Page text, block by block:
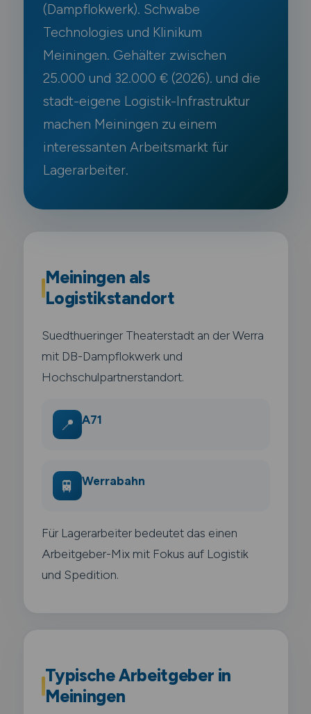
(Dampflokwerk). Schwabe
Technologies und Klinikum
Meiningen. Gehälter zwischen
25.000 und 32.000 € (2026). und die
stadt-eigene Logistik-Infrastruktur
machen Meiningen zu einem
interessanten Arbeitsmarkt für
Lagerarbeiter.
Meiningen als
Logistikstandort
Suedthueringer Theaterstadt an der Werra
mit DB-Dampflokwerk und
Hochschulpartnerstandort.
📍 A71
🚆 Werrabahn
Für Lagerarbeiter bedeutet das einen
Arbeitgeber-Mix mit Fokus auf Logistik
und Spedition.
Typische Arbeitgeber in
Meiningen